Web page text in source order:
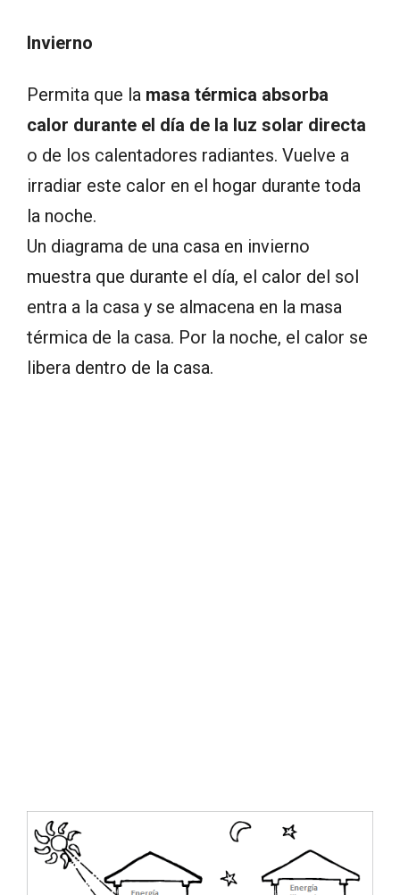
Invierno
Permita que la masa térmica absorba
calor durante el día de la luz solar directa
o de los calentadores radiantes. Vuelve a
irradiar este calor en el hogar durante toda
la noche.
Un diagrama de una casa en invierno
muestra que durante el día, el calor del sol
entra a la casa y se almacena en la masa
térmica de la casa. Por la noche, el calor se
libera dentro de la casa.